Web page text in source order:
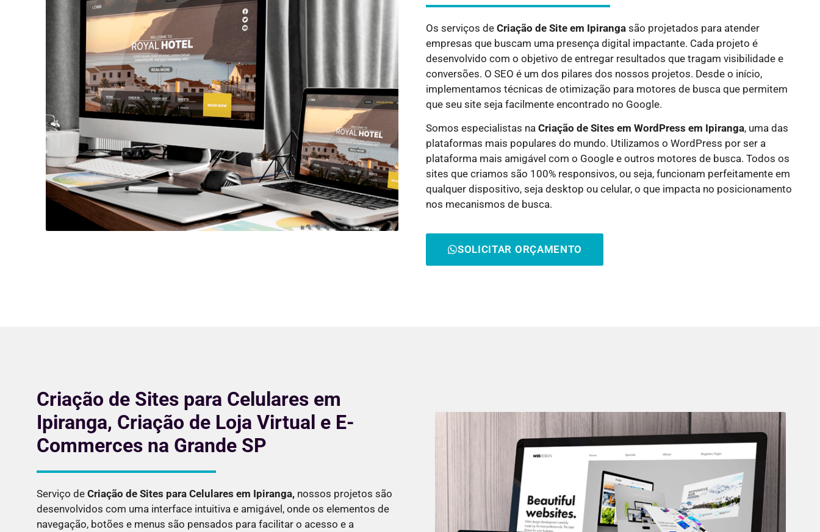
Os serviços de Criação de Site em Ipirangasão projetados para atender
empresas que buscam uma presença digital impactante. Cada projeto é
desenvolvido com o objetivo de entregar resultados que tragam visibilidade e
conversões. O SEO é um dos pilares dos nossos projetos. Desde o início,
implementamos técnicas de otimização para motores de busca que permitem
que seu site seja facilmente encontrado no Google.
Somos especialistas na Criação de Sites em WordPress em Ipiranga, uma das
plataformas mais populares do mundo. Utilizamos o WordPress por ser a
plataforma mais amigável com o Google e outros motores de busca. Todos os
sites que criamos são 100% responsivos, ou seja, funcionam perfeitamente em
qualquer dispositivo, seja desktop ou celular, o que impacta no posicionamento
nos mecanismos de busca.
SOLICITAR ORÇAMENTO
Criação de Sites para Celulares em
Ipiranga, Criação de Loja Virtual e E-
Commerces na Grande SP
Serviço de Criação de Sites para Celulares em Ipiranga, nossos projetos são
desenvolvidos com uma interface intuitiva e amigável, onde os elementos de
navegação, botões e menus são pensados para facilitar o acesso e a